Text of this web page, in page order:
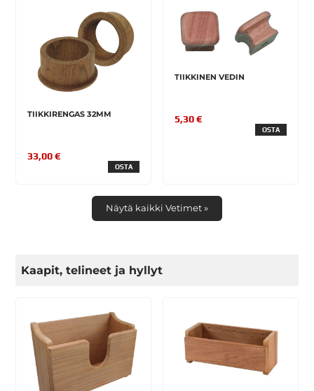
TIIKKIRENGAS 32MM
33,00 €
OSTA
TIIKKINEN VEDIN
5,30 €
OSTA
Näytä kaikki Vetimet »
Kaapit, telineet ja hyllyt